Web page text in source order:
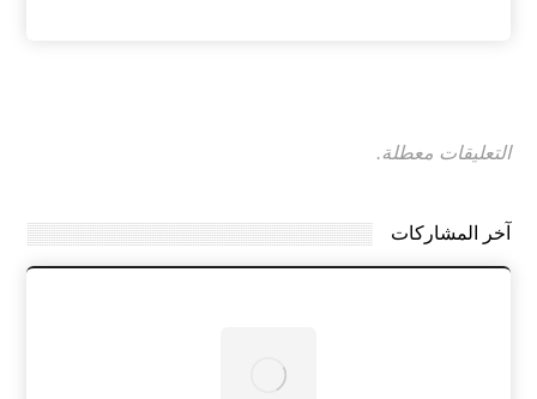
التعليقات معطلة.
آخر المشاركات